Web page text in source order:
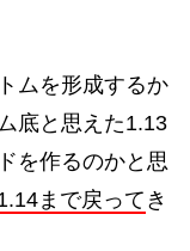
ムを形成するか
底と思えた1.13
を作るのかと思
まで戻って き